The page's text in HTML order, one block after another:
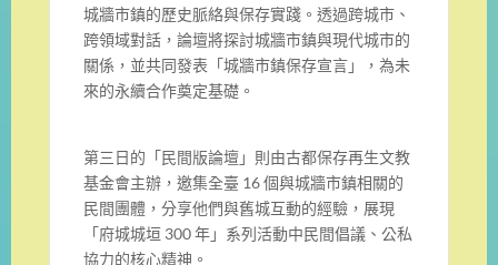
城牆市鎮的歷史脈絡與保存實踐。透過跨城市、
跨領域對話，論壇將探討城牆市鎮與現代城市的
關係，並共同發表「城牆市鎮保存宣言」，為未
來的永續合作奠定基礎。
第三日的「民間版論壇」則由古都保存再生文教
基金會主辦，邀集全臺 16 個與城牆市鎮相關的
民間團體，分享他們與舊城互動的經驗，展現
「府城城垣 300 年」系列活動中民間倡議、公私
協力的核心精神。